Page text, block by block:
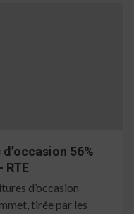
56%
RTE
d’occasion
tirée par les